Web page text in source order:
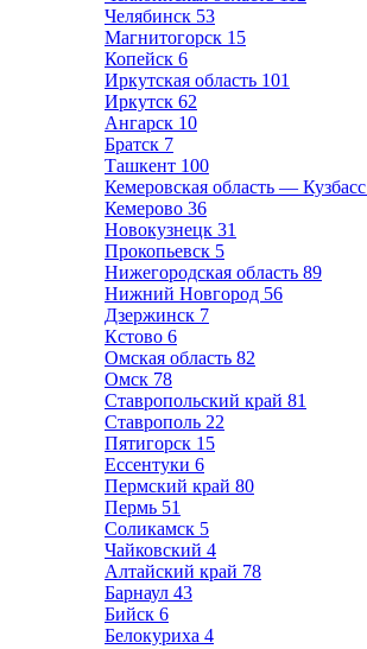
Челябинск 53
Магнитогорск 15
Копейск 6
Иркутская область 101
Иркутск 62
Ангарск 10
Братск 7
Ташкент 100
Кемеровская область — Кузбасс
Кемерово 36
Новокузнецк 31
Прокопьевск 5
Нижегородская область 89
Нижний Новгород 56
Дзержинск 7
Кстово 6
Омская область 82
Омск 78
Ставропольский край 81
Ставрополь 22
Пятигорск 15
Ессентуки 6
Пермский край 80
Пермь 51
Соликамск 5
Чайковский 4
Алтайский край 78
Барнаул 43
Бийск 6
Белокуриха 4